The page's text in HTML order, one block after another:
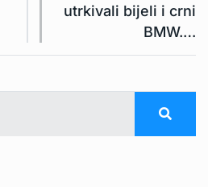
utrkivali bijeli i crni
BMW.…